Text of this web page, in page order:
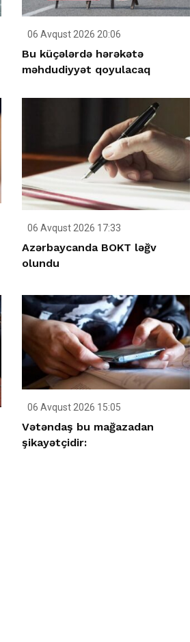
06 Avqust 2026 20:06
Bu küçələrdə hərəkətə
məhdudiyyət qoyulacaq
06 Avqust 2026 17:33
Azərbaycanda BOKT ləğv
olundu
06 Avqust 2026 15:05
Vətəndaş bu mağazadan
şikayətçidir: